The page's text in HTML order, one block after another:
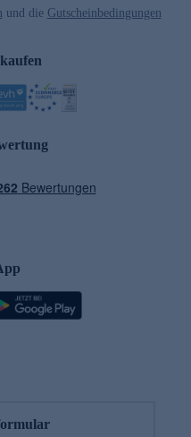
und die Gutscheinbedingungen